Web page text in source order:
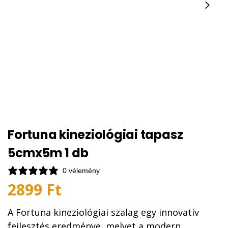
Fortuna kineziológiai tapasz
5cmx5m 1 db
0 vélemény
2899 Ft
A Fortuna kineziológiai szalag egy innovatív